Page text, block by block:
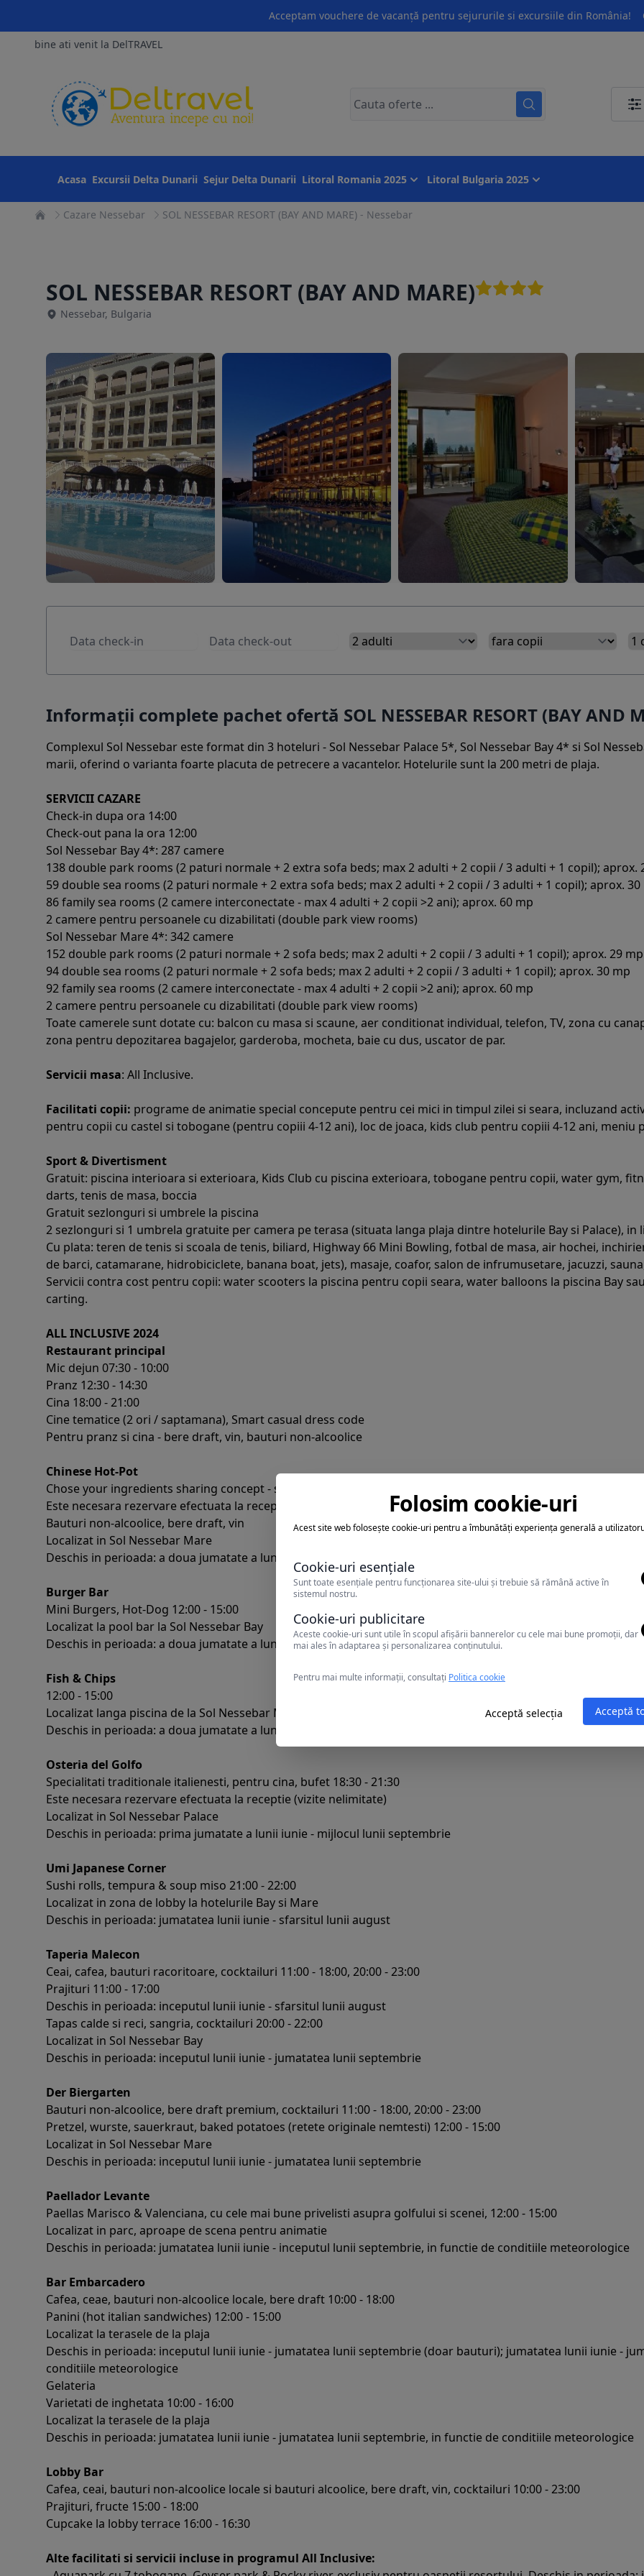
Acceptam vouchere de vacanță pentru sejururile si excursiile din România!
bine ati venit la DelTRAVEL
Acasa Excursii Delta Dunarii Sejur Delta Dunarii Litoral Romania 2025 Litoral Bulgaria 2025
Cazare Nessebar SOL NESSEBAR RESORT (BAY AND MARE) - Nessebar
SOL NESSEBAR RESORT (BAY AND MARE)
Nessebar, Bulgaria
Informații complete pachet ofertă SOL NESSEBAR RESORT (BAY AND
Complexul Sol Nessebar este format din 3 hoteluri - Sol Nessebar Palace 5*, Sol Nessebar Bay 4* si Sol
marii, oferind o varianta foarte placuta de petrecere a vacantelor. Hotelurile sunt la 200 metri de plaja.
SERVICII CAZARE
Check-in dupa ora 14:00
Check-out pana la ora 12:00
Sol Nessebar Bay 4*: 287 camere
138 double park rooms (2 paturi normale + 2 extra sofa beds; max 2 adulti + 2 copii / 3 adulti + 1 copil); aprox.
59 double sea rooms (2 paturi normale + 2 extra sofa beds; max 2 adulti + 2 copii / 3 adulti + 1 copil); aprox.
86 family sea rooms (2 camere interconectate - max 4 adulti + 2 copii >2 ani); aprox. 60 mp
2 camere pentru persoanele cu dizabilitati (double park view rooms)
Sol Nessebar Mare 4*: 342 camere
152 double park rooms (2 paturi normale + 2 sofa beds; max 2 adulti + 2 copii / 3 adulti + 1 copil); aprox. 29 mp
94 double sea rooms (2 paturi normale + 2 sofa beds; max 2 adulti + 2 copii / 3 adulti + 1 copil); aprox. 30 mp
92 family sea rooms (2 camere interconectate - max 4 adulti + 2 copii >2 ani); aprox. 60 mp
2 camere pentru persoanele cu dizabilitati (double park view rooms)
Toate camerele sunt dotate cu: balcon cu masa si scaune, aer conditionat individual, telefon, TV, zona cu
zona pentru depozitarea bagajelor, garderoba, mocheta, baie cu dus, uscator de par.
Servicii masa: All Inclusive.
Facilitati copii: programe de animatie special concepute pentru cei mici in timpul zilei si seara, incluzand
pentru copii cu castel si tobogane (pentru copiii 4-12 ani), loc de joaca, kids club pentru copiii 4-12 ani,
Sport & Divertisment
Gratuit: piscina interioara si exterioara, Kids Club cu piscina exterioara, tobogane pentru copii, water gym,
darts, tenis de masa, boccia
Gratuit sezlonguri si umbrele la piscina
2 sezlonguri si 1 umbrela gratuite per camera pe terasa (situata langa plaja dintre hotelurile Bay si Palace),
Cu plata: teren de tenis si scoala de tenis, biliard, Highway 66 Mini Bowling, fotbal de masa, air hochei,
de barci, catamarane, hidrobiciclete, banana boat, jets), masaje, coafor, salon de infrumusetare, jacuzzi,
Servicii contra cost pentru copii: water scooters la piscina pentru copii seara, water balloons la piscina Bay
carting.
ALL INCLUSIVE 2024
Restaurant principal
Mic dejun 07:30 - 10:00
Pranz 12:30 - 14:30
Cina 18:00 - 21:00
Cine tematice (2 ori / saptamana), Smart casual dress code
Pentru pranz si cina - bere draft, vin, bauturi non-alcoolice
Chinese Hot-Pot
Chose your ingredients sharing concept - self-service 18:30 - 21:30
Este necesara rezervare efectuata la receptie (vizite nelimitate)
Bauturi non-alcoolice, bere draft, vin
Localizat in Sol Nessebar Mare
Deschis in perioada: a doua jumatate a lunii iunie - inceputul lunii septembrie
Burger Bar
Mini Burgers, Hot-Dog 12:00 - 15:00
Localizat la pool bar la Sol Nessebar Bay
Deschis in perioada: a doua jumatate a lunii iunie - sfarsitul lunii august
Fish & Chips
12:00 - 15:00
Localizat langa piscina de la Sol Nessebar Mare
Deschis in perioada: a doua jumatate a lunii iunie - inceputul lunii septembrie
Osteria del Golfo
Specialitati traditionale italienesti, pentru cina, bufet 18:30 - 21:30
Este necesara rezervare efectuata la receptie (vizite nelimitate)
Localizat in Sol Nessebar Palace
Deschis in perioada: prima jumatate a lunii iunie - mijlocul lunii septembrie
Umi Japanese Corner
Sushi rolls, tempura & soup miso 21:00 - 22:00
Localizat in zona de lobby la hotelurile Bay si Mare
Deschis in perioada: jumatatea lunii iunie - sfarsitul lunii august
Taperia Malecon
Ceai, cafea, bauturi racoritoare, cocktailuri 11:00 - 18:00, 20:00 - 23:00
Prajituri 11:00 - 17:00
Deschis in perioada: inceputul lunii iunie - sfarsitul lunii august
Tapas calde si reci, sangria, cocktailuri 20:00 - 22:00
Localizat in Sol Nessebar Bay
Deschis in perioada: inceputul lunii iunie - jumatatea lunii septembrie
Der Biergarten
Bauturi non-alcoolice, bere draft premium, cocktailuri 11:00 - 18:00, 20:00 - 23:00
Pretzel, wurste, sauerkraut, baked potatoes (retete originale nemtesti) 12:00 - 15:00
Localizat in Sol Nessebar Mare
Deschis in perioada: inceputul lunii iunie - jumatatea lunii septembrie
Paellador Levante
Paellas Marisco & Valenciana, cu cele mai bune privelisti asupra golfului si scenei, 12:00 - 15:00
Localizat in parc, aproape de scena pentru animatie
Deschis in perioada: jumatatea lunii iunie - inceputul lunii septembrie, in functie de conditiile meteorologice
Bar Embarcadero
Cafea, ceae, bauturi non-alcoolice locale, bere draft 10:00 - 18:00
Panini (hot italian sandwiches) 12:00 - 15:00
Localizat la terasele de la plaja
Deschis in perioada: inceputul lunii iunie - jumatatea lunii septembrie (doar bauturi); jumatatea lunii iunie -
conditiile meteorologice
Gelateria
Varietati de inghetata 10:00 - 16:00
Localizat la terasele de la plaja
Deschis in perioada: jumatatea lunii iunie - jumatatea lunii septembrie, in functie de conditiile meteorologice
Lobby Bar
Cafea, ceai, bauturi non-alcoolice locale si bauturi alcoolice, bere draft, vin, cocktailuri 10:00 - 23:00
Prajituri, fructe 15:00 - 18:00
Cupcake la lobby terrace 16:00 - 16:30
Alte facilitati si servicii incluse in programul All Inclusive:
Folosim cookie-uri
Acest site web folosește cookie-uri pentru a îmbunătăți experiența generală a
Cookie-uri esențiale
Sunt toate esențiale pentru funcționarea site-ului și trebuie să rămână active în
sistemul nostru.
Cookie-uri publicitare
Aceste cookie-uri sunt utile în scopul afișării bannerelor cu cele mai bune promoții, dar
mai ales în adaptarea și personalizarea conținutului.
Pentru mai multe informații, consultați Politica cookie
Acceptă selecția Acceptă